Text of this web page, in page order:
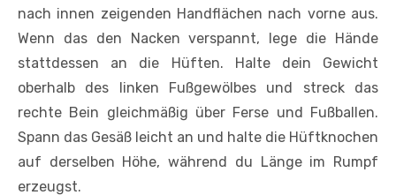
nach innen zeigenden Handflächen nach vorne aus.
Wenn das den Nacken verspannt, lege die Hände
stattdessen an die Hüften. Halte dein Gewicht
oberhalb des linken Fußgewölbes und streck das
rechte Bein gleichmäßig über Ferse und Fußballen.
Spann das Gesäß leicht an und halte die Hüftknochen
auf derselben Höhe, während du Länge im Rumpf
erzeugst.